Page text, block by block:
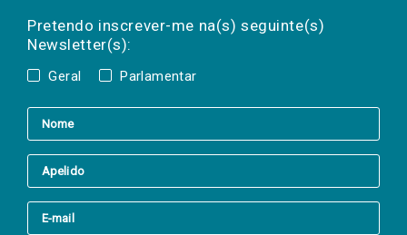
Pretendo inscrever-me na(s) seguinte(s)
Newsletter(s):
Geral Parlamentar
a(s) newsletter(s).
mail